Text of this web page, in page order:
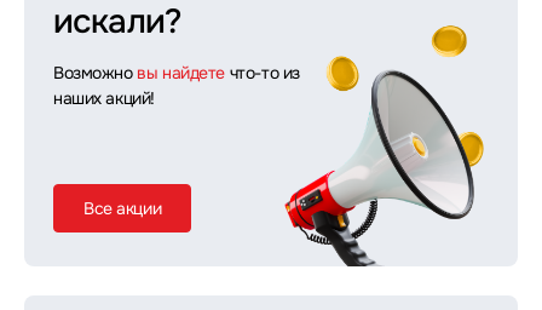
искали?
Возможно вы найдете что-то из
наших акций!
Все акции